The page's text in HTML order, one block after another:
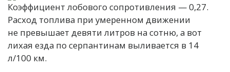
Коэффициент лобового сопротивления — 0,27.
Расход топлива при умеренном движении
не превышает девяти литров на сотню, а вот
лихая езда по серпантинам выливается в 14
л/100 км.